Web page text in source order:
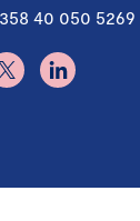
40 050 5269